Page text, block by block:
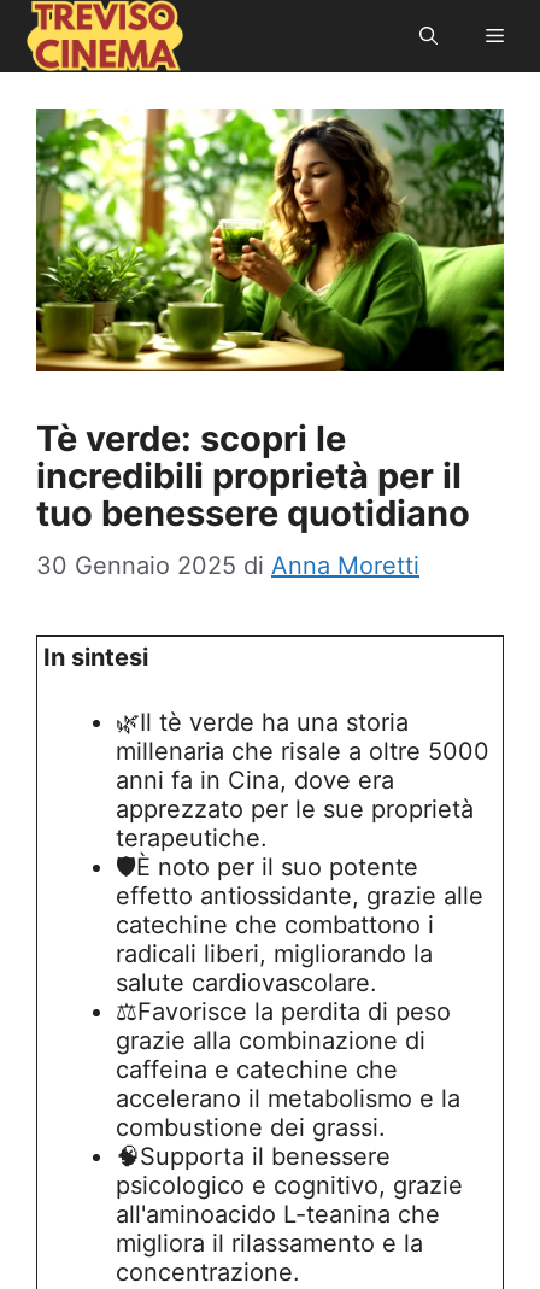
Vai
contenuto
Tè verde: scopri le
incredibili proprietà per il
tuo benessere quotidiano
30 Gennaio 2025 di Anna Moretti
In sintesi
🌿Il tè verde ha una storia
millenaria che risale a oltre 5000
anni fa in Cina, dove era
apprezzato per le sue proprietà
terapeutiche.
🛡️È noto per il suo potente
effetto antiossidante, grazie alle
catechine che combattono i
radicali liberi, migliorando la
salute cardiovascolare.
⚖️Favorisce la perdita di peso
grazie alla combinazione di
caffeina e catechine che
accelerano il metabolismo e la
combustione dei grassi.
🧠Supporta il benessere
psicologico e cognitivo, grazie
all'aminoacido L-teanina che
migliora il rilassamento e la
concentrazione.